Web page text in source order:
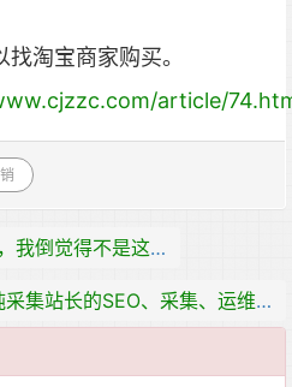
淘宝商家购买。
article/
上一篇：有人说外链没用了，我倒觉得不是这样的
下一篇：一个纯采集站长的SEO、采集、运维总结